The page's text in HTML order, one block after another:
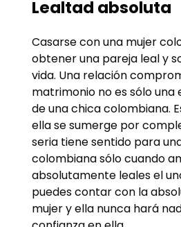
Lealtad absoluta
Casarse con una mujer
obtener una pareja leal y
vida. Una relación
matrimonio no es sólo una
de una chica colombiana.
ella se sumerge por
seria tiene sentido para
colombiana sólo cuando
absolutamente leales el
puedes contar con la
mujer y ella nunca hará